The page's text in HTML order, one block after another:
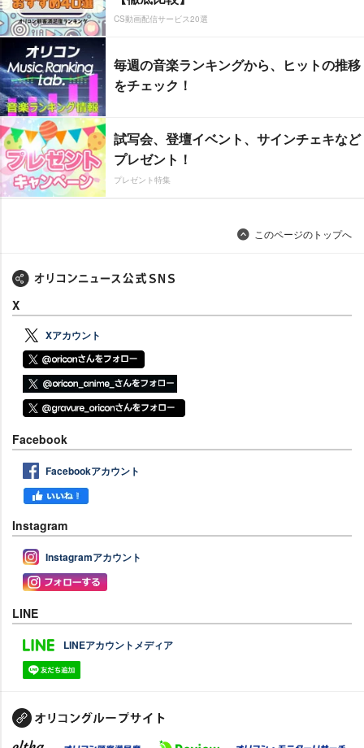
CS動画配信サービス20選
毎週の音楽ランキングから、ヒットの推移
をチェック！
試写会、登壇イベント、サインチェキなど
プレゼント！
プレゼント特集
このページのトップへ
X
Xアカウント
Facebook
Facebookアカウント
Instagram
Instagramアカウント
LINE
LINEアカウントメディア